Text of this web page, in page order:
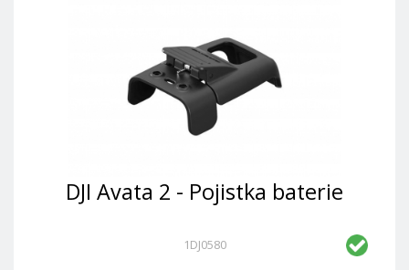
DJI Avata 2 - Pojistka baterie
1DJ0580